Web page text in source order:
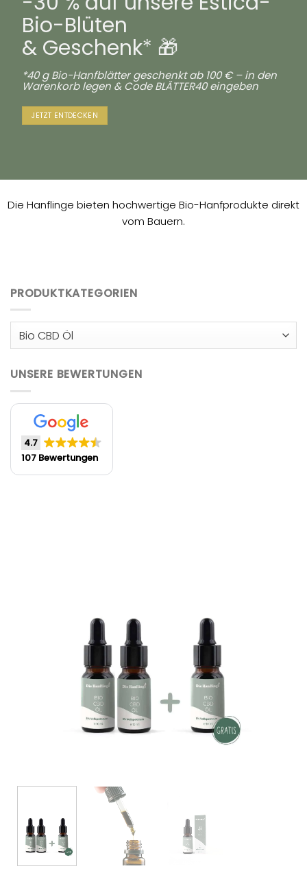
Bio-Blüten
& Geschenk* 🎁
*40 g Bio-Hanfblätter geschenkt ab 100 € – in den
Warenkorb legen & Code BLÄTTER40 eingeben
JETZT ENTDECKEN
Die Hanflinge bieten hochwertige Bio-Hanfprodukte direkt
vom Bauern.
PRODUKTKATEGORIEN
UNSERE BEWERTUNGEN
4.7
107 Bewertungen